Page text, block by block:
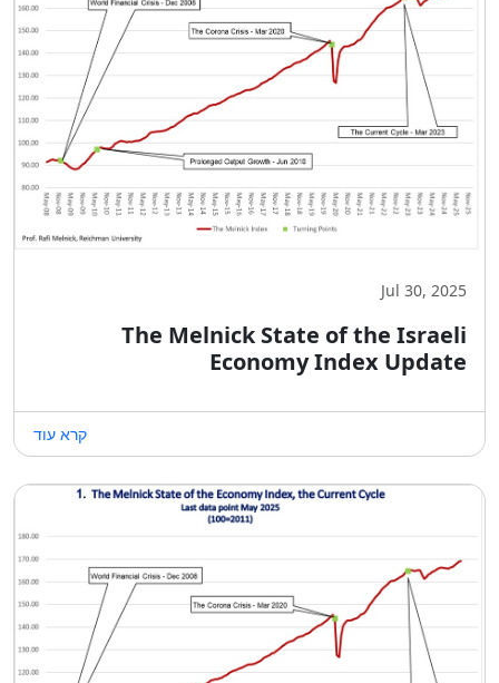
Jul 30, 2025
The Melnick State of the Israeli
Economy Index Update
קרא עוד